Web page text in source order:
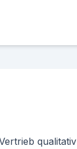
qualitativ